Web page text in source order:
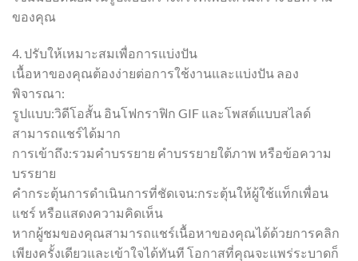
ของคุณ
4. ปรับให้เหมาะสมเพื่อการแบ่งปัน
เนื้อหาของคุณต้องง่ายต่อการใช้งานและแบ่งปัน ลอง
พิจารณา:
รูปแบบ:วิดีโอสั้น อินโฟกราฟิก GIF และโพสต์แบบสไลด์
สามารถแชร์ได้มาก
การเข้าถึง:รวมคำบรรยาย คำบรรยายใต้ภาพ หรือข้อความ
บรรยาย
คำกระตุ้นการดำเนินการที่ชัดเจน:กระตุ้นให้ผู้ใช้แท็กเพื่อน
แชร์ หรือแสดงความคิดเห็น
หากผู้ชมของคุณสามารถแชร์เนื้อหาของคุณได้ด้วยการคลิก
เพียงครั้งเดียวและเข้าใจได้ทันที โอกาสที่คุณจะแพร่ระบาดก็